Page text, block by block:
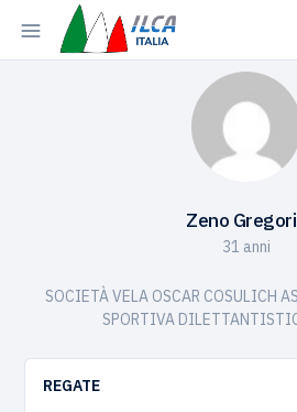
Zeno
31 anni
SOCIETÀ VELA OSCAR COSULICH
SPORTIVA
REGATE